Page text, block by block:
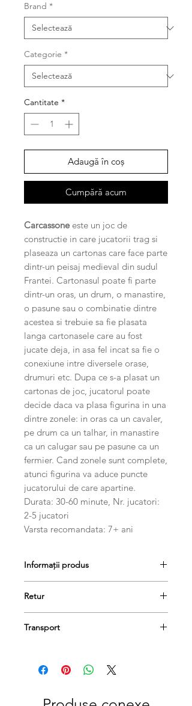
Brand *
Categorie *
Cantitate *
Adaugă în coș
Cumpără acum
Carcassone este un joc de
constructie in care jucatorii trag si
plaseaza un cartonas care face parte
dintr-un peisaj medieval din sudul
Frantei. Cartonasul poate fi parte
dintr-un oras, un drum, o manastire,
o pasune sau o combinatie dintre
acestea si trebuie sa fie plasata
langa cartonasele care au fost
jucate deja, in asa fel incat sa fie o
conexiune intre diversele orase,
drumuri etc. Dupa ce s-a plasat un
cartonas de joc, jucatorul poate
decide daca va plasa figurina in una
dintre zonele: in oras ca un cavaler,
pe drum ca un talhar, in manastire
ca un calugar sau pe pasune ca un
fermier. Cand zonele sunt complete,
atunci figurina va aduce puncte
jucatorului de care apartine.
Durata: 30-60 minute, Nr. jucatori:
2-5 jucatori
Varsta recomandata: 7+ ani
Informații produs
jucatori
Varsta recomandata: 7+ ani
Retur
de 14 de zile, dacă păstrați etichetele
Transport